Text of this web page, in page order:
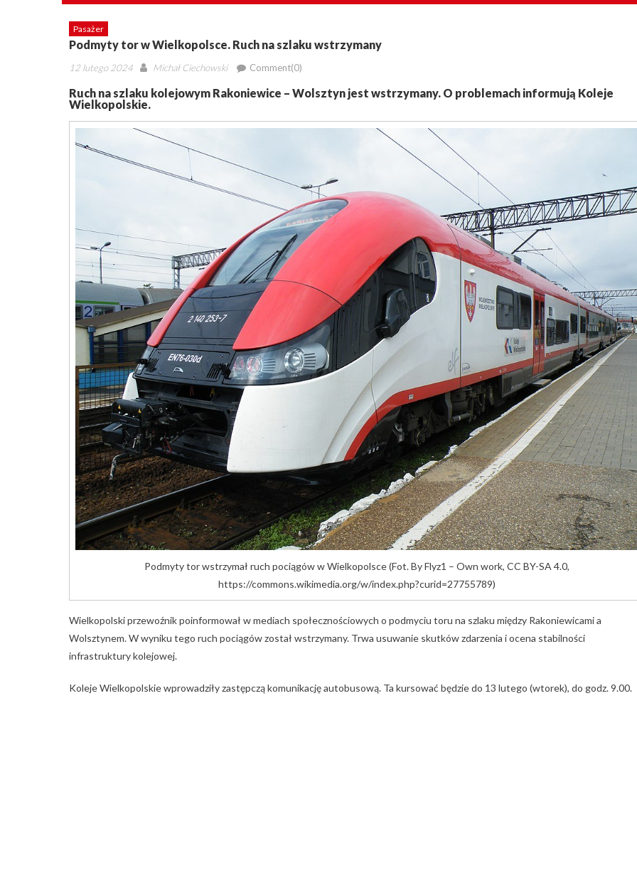
Pasażer
Podmyty tor w Wielkopolsce. Ruch na szlaku wstrzymany
Posted
12 lutego 2024 Author
Michał Ciechowski Comment(0)
Ruch na szlaku kolejowym Rakoniewice – Wolsztyn jest wstrzymany. O problemach informują Koleje
Wielkopolskie.
Podmyty tor wstrzymał ruch pociągów w Wielkopolsce (Fot. By Flyz1 – Own work, CC BY-SA 4.0,
https://commons.wikimedia.org/w/index.php?curid=27755789)
Wielkopolski przewoźnik poinformował w mediach społecznościowych o podmyciu toru na szlaku między Rakoniewicami a
Wolsztynem. W wyniku tego ruch pociągów został wstrzymany. Trwa usuwanie skutków zdarzenia i ocena stabilności
infrastruktury kolejowej.
Koleje Wielkopolskie wprowadziły zastępczą komunikację autobusową. Ta kursować będzie do 13 lutego (wtorek), do godz. 9.00.